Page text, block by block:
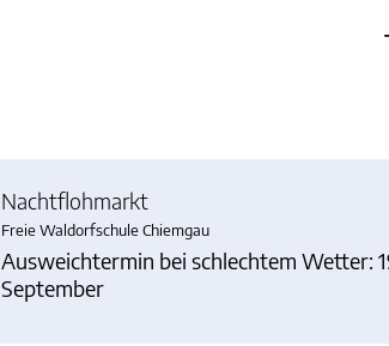
Nachtflohmarkt
Freie Waldorfschule Chiemgau
Ausweichtermin bei schlechtem Wetter:
September